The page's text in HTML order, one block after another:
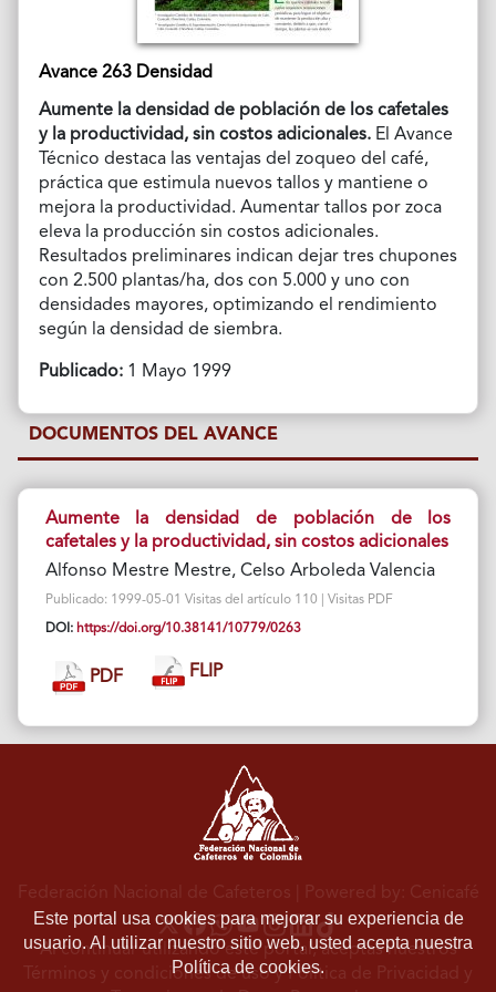
Avance 263 Densidad
Aumente la densidad de población de los cafetales
y la productividad, sin costos adicionales. El Avance
Técnico destaca las ventajas del zoqueo del café,
práctica que estimula nuevos tallos y mantiene o
mejora la productividad. Aumentar tallos por zoca
eleva la producción sin costos adicionales.
Resultados preliminares indican dejar tres chupones
con 2.500 plantas/ha, dos con 5.000 y uno con
densidades mayores, optimizando el rendimiento
según la densidad de siembra.
Publicado:1 Mayo 1999
DOCUMENTOS DEL AVANCE
Aumente la densidad de población de los
cafetales y la productividad, sin costos adicionales
Alfonso Mestre Mestre, Celso Arboleda Valencia
Publicado: 1999-05-01 Visitas del artículo 110 | Visitas PDF
DOI: https://doi.org/10.38141/10779/0263
PDF FLIP
Este portal usa cookies para mejorar su experiencia de
usuario. Al utilizar nuestro sitio web, usted acepta nuestra
Política de cookies.
Federación Nacional de Cafeteros | Powered by: Cenicafé
Al continuar utilizando este portal, aceptas nuestros
Términos y condiciones de usoyPolítica de Privacidad y